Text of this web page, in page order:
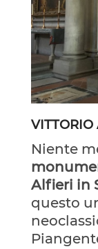
VITTORIO
Niente
Alfieri in
questo